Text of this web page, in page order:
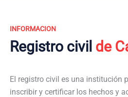
INFORMACION
Registro civil de
El registro civil es una institución
inscribir y certificar los hechos y